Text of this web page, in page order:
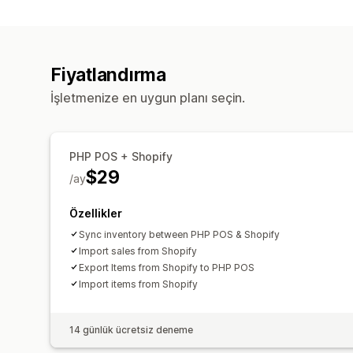
Fiyatlandırma
İşletmenize en uygun planı seçin.
PHP POS + Shopify
$29
/ay
Özellikler
Sync inventory between PHP POS & Shopify
Import sales from Shopify
Export Items from Shopify to PHP POS
Import items from Shopify
14 günlük ücretsiz deneme